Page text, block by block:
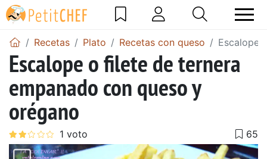
Recetas Plato Recetas con queso Escalope
Escalope o filete de ternera
empanado con queso y
orégano